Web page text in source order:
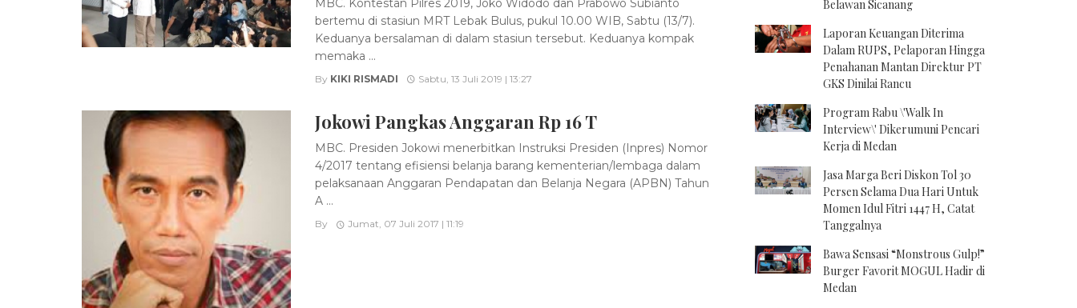
MBC. Kontestan Pilres 2019, Joko Widodo dan Prabowo Subianto
bertemu di stasiun MRT Lebak Bulus, pukul 10.00 WIB, Sabtu (13/7).
Keduanya bersalaman di dalam stasiun tersebut. Keduanya kompak
memaka ...
By KIKI RISMADI Sabtu, 13 Juli 2019 | 13:27
Jokowi Pangkas Anggaran Rp 16 T
MBC. Presiden Jokowi menerbitkan Instruksi Presiden (Inpres) Nomor
4/2017 tentang efisiensi belanja barang kementerian/lem­baga dalam
pelaksanaan Anggaran Pendapatan dan Belanja Negara (APBN) Tahun
A ...
By Jumat, 07 Juli 2017 | 11:19
Belawan Sicanang
Laporan Keuangan Diterima
Dalam RUPS, Pelaporan Hingga
Penahanan Mantan Direktur PT
GKS Dinilai Rancu
Program Rabu \'Walk In
Interview\' Dikerumuni Pencari
Kerja di Medan
Jasa Marga Beri Diskon Tol 30
Persen Selama Dua Hari Untuk
Momen Idul Fitri 1447 H, Catat
Tanggalnya
Bawa Sensasi “Monstrous Gulp!”
Burger Favorit MOGUL Hadir di
Medan